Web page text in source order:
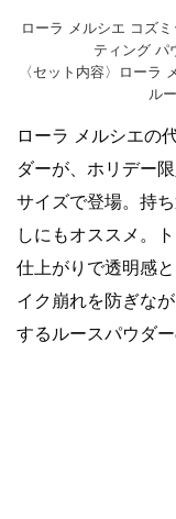
ローラ メルシエ コズ
ティング
〈セット内容〉ローラ
ル
ローラ メルシエの
ダーが、ホリデー
サイズで登場。持
しにもオススメ。
仕上がりで透明感
イク崩れを防ぎな
するルースパウダ